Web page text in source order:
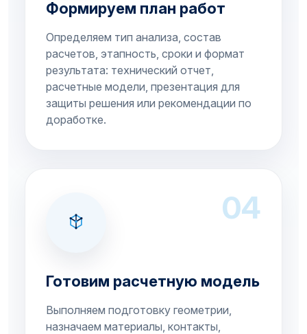
Формируем план работ
Определяем тип анализа, состав
расчетов, этапность, сроки и формат
результата: технический отчет,
расчетные модели, презентация для
защиты решения или рекомендации по
доработке.
04
Готовим расчетную модель
Выполняем подготовку геометрии,
назначаем материалы, контакты,